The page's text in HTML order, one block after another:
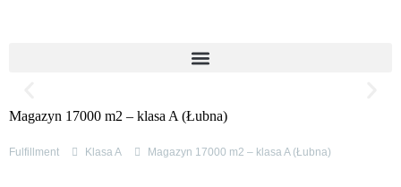
Magazyn 17000 m2 – klasa A (Łubna)
Fulfillment Klasa A Magazyn 17000 m2 – klasa A (Łubna)